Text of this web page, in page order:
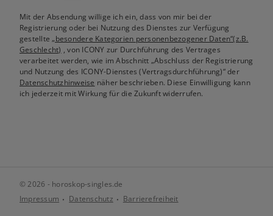
Mit der Absendung willige ich ein, dass von mir bei der
Registrierung oder bei Nutzung des Dienstes zur Verfügung
gestellte„besondere Kategorien personenbezogener Daten“(z.B.
Geschlecht) , von ICONY zur Durchführung des Vertrages
verarbeitet werden, wie im Abschnitt „Abschluss der Registrierung
und Nutzung des ICONY-Dienstes (Vertragsdurchführung)“ der
Datenschutzhinweise näher beschrieben. Diese Einwilligung kann
ich jederzeit mit Wirkung für die Zukunft widerrufen.
© 2026 - horoskop-singles.de
Impressum
Datenschutz Barrierefreiheit